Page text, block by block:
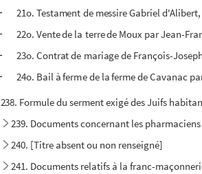
21o. Testament de messire Gabriel
22o. Vente de la terre de Moux par Jean-
23o. Contrat de mariage de François-
24o. Bail à ferme de la ferme de Cavanac
238. Formule du serment exigé des Juifs
239. Documents concernant les
240. [Titre absent ou non renseigné]
241. Documents relatifs à la franc-